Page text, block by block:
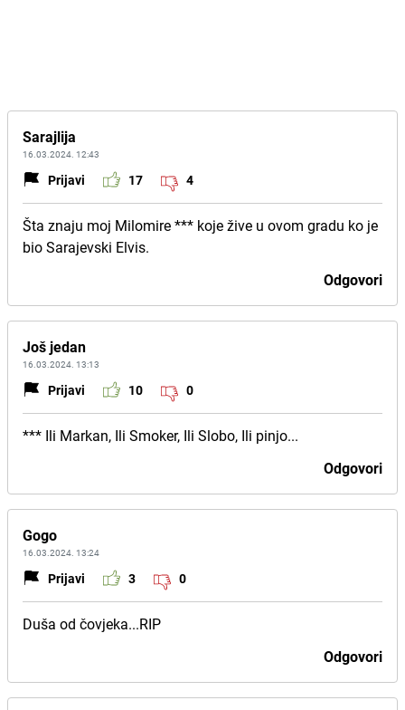
Sarajlija
16.03.2024. 12:43
Prijavi 17 4
Šta znaju moj Milomire *** koje žive u ovom gradu ko je
bio Sarajevski Elvis.
Odgovori
Još jedan
16.03.2024. 13:13
Prijavi 10 0
*** Ili Markan, Ili Smoker, Ili Slobo, Ili pinjo...
Odgovori
Gogo
16.03.2024. 13:24
Prijavi 3 0
Duša od čovjeka...RIP
Odgovori